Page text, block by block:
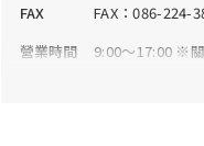
FAX
FAX：086-224-
營業時間
9:00～17:00 ※